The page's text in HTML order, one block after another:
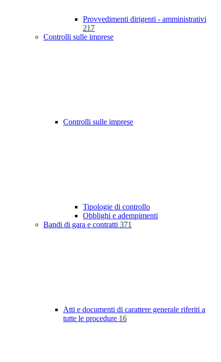
Provvedimenti dirigenti - amministrativi
217
Controlli sulle imprese
Controlli sulle imprese
Tipologie di controllo
Obblighi e adempimenti
Bandi di gara e contratti 371
Atti e documenti di carattere generale riferiti a
tutte le procedure 16